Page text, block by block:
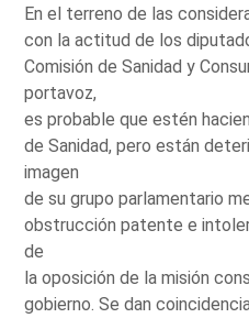
En el terreno de las
con la actitud de los
Comisión de Sanidad y
portavoz,
es probable que estén
de Sanidad, pero están
imagen
de su grupo parlamentario
obstrucción patente e
de
la oposición de la misión
gobierno. Se dan